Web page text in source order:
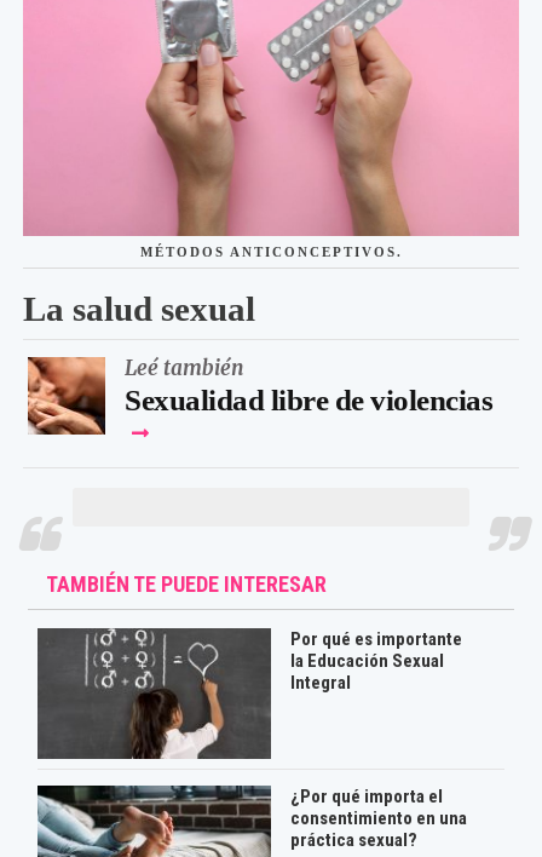
MÉTODOS ANTICONCEPTIVOS.
La salud sexual
Leé también
Sexualidad libre de violencias
TAMBIÉN TE PUEDE INTERESAR
Por qué es importante
la Educación Sexual
Integral
¿Por qué importa el
consentimiento en una
práctica sexual?